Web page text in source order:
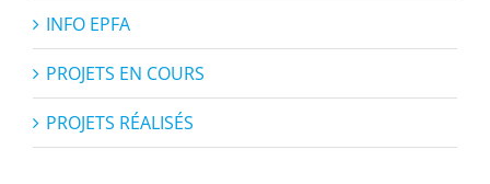
INFO EPFA
PROJETS EN COURS
PROJETS RÉALISÉS